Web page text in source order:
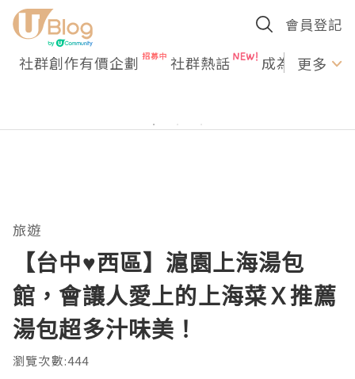
會員登記
社群創作有價企劃 社群熱話 成為U更多
旅遊
【台中♥西區】滬園上海湯包
館，會讓人愛上的上海菜Ｘ推薦
湯包超多汁味美！
瀏覽次數:444